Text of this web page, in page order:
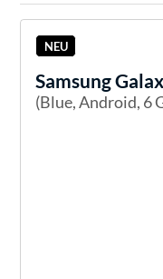
NEU
Samsung
(Blue, Android, 6